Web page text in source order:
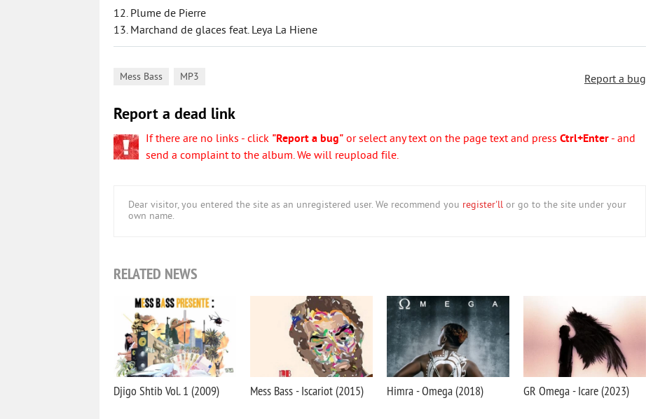
12. Plume de Pierre
13. Marchand de glaces feat. Leya La Hiene
Report a bug
Mess Bass MP3
Report a dead link
If there are no links - click "Report a bug" or select any text on the page text and press Ctrl+Enter - and
send a complaint to the album. We will reupload file.
Dear visitor, you entered the site as an unregistered user. We recommend you register'll or go to the site under your
own name.
RELATED NEWS
Djigo Shtib Vol. 1 (2009) Mess Bass - Iscariot (2015) Himra - Omega (2018) GR Omega - Icare (2023)